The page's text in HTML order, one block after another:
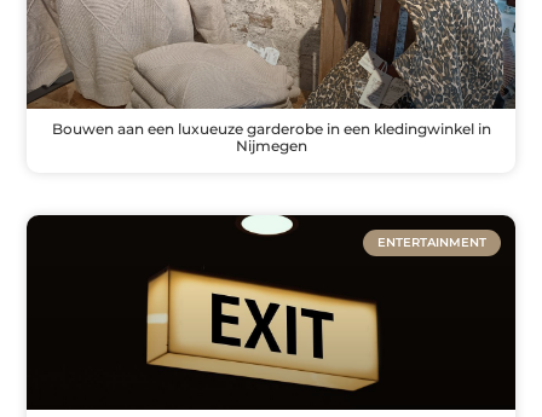
Bouwen aan een luxueuze garderobe in een kledingwinkel in
Nijmegen
ENTERTAINMENT